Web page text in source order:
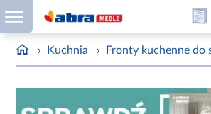
› Kuchnia › Fronty kuchenne do